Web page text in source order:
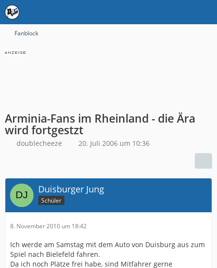
Fanblock
Arminia-Fans im Rheinland - die Ära
wird fortgestzt
doublecheeze 20. Juli 2006 um 10:36
Duisburger Jung
Schüler
8. November 2010 um 18:42
Ich werde am Samstag mit dem Auto von Duisburg aus zum
Spiel nach Bielefeld fahren.
Da ich noch Plätze frei habe, sind Mitfahrer gerne